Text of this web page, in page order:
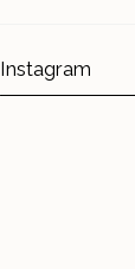
Instagram